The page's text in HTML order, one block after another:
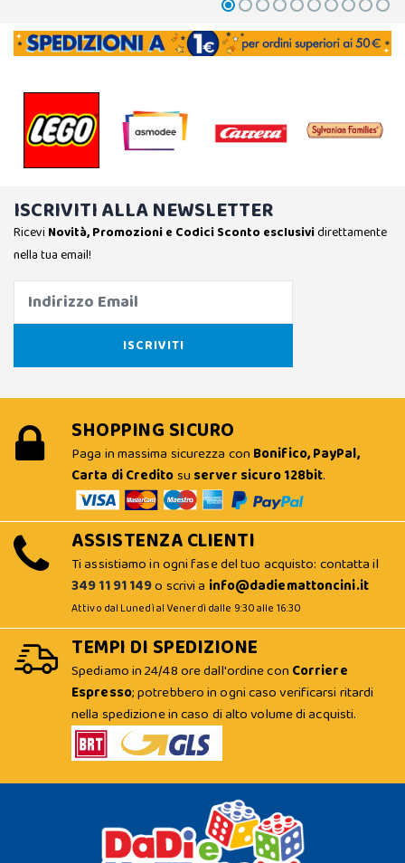
ISCRIVITI ALLA NEWSLETTER
Ricevi Novità, Promozioni e Codici Sconto esclusividirettamente
nella tua email!
SHOPPING SICURO
Paga in massima sicurezza con Bonifico, PayPal,
Carta di Creditosu server sicuro 128bit.
ASSISTENZA CLIENTI
Ti assistiamo in ogni fase del tuo acquisto: contatta il
349 11 91 149o scrivi a info@dadiemattoncini.it
Attivo dal Lunedì al Venerdì dalle 9:30 alle 16:30
TEMPI DI SPEDIZIONE
Spediamo in 24/48 ore dall'ordine con Corriere
Espresso; potrebbero in ogni caso verificarsi ritardi
nella spedizione in caso di alto volume di acquisti.